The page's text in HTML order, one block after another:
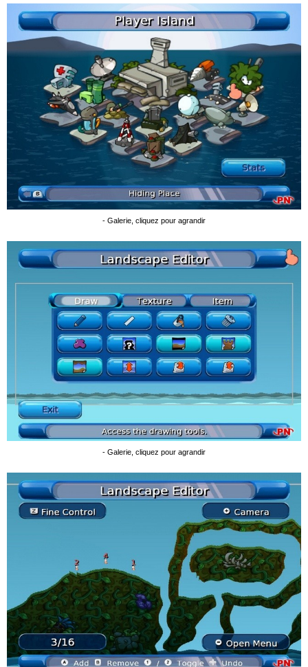
- Galerie, cliquez pour agrandir
- Galerie, cliquez pour agrandir